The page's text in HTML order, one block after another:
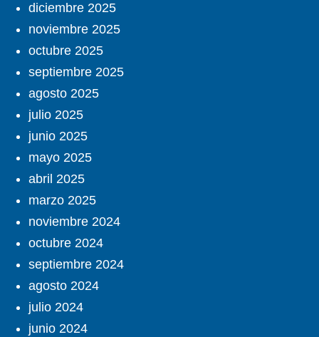
diciembre 2025
noviembre 2025
octubre 2025
septiembre 2025
agosto 2025
julio 2025
junio 2025
mayo 2025
abril 2025
marzo 2025
noviembre 2024
octubre 2024
septiembre 2024
agosto 2024
julio 2024
junio 2024